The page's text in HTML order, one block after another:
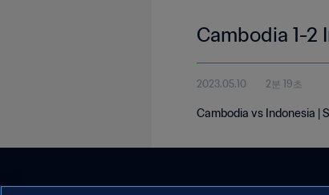
Cambodia 1-2
2023.05.10 2분 19초
Cambodia vs Indonesia |